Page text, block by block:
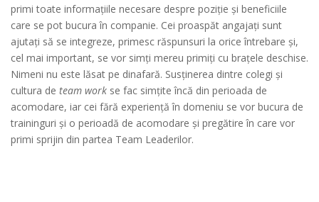
primi toate informațiile necesare despre poziție și beneficiile
care se pot bucura în companie. Cei proaspăt angajați sunt
ajutați să se integreze, primesc răspunsuri la orice întrebare și,
cel mai important, se vor simți mereu primiți cu brațele deschise.
Nimeni nu este lăsat pe dinafară. Susținerea dintre colegi și
cultura de team work se fac simțite încă din perioada de
acomodare, iar cei fără experiență în domeniu se vor bucura de
traininguri și o perioadă de acomodare și pregătire în care vor
primi sprijin din partea Team Leaderilor.